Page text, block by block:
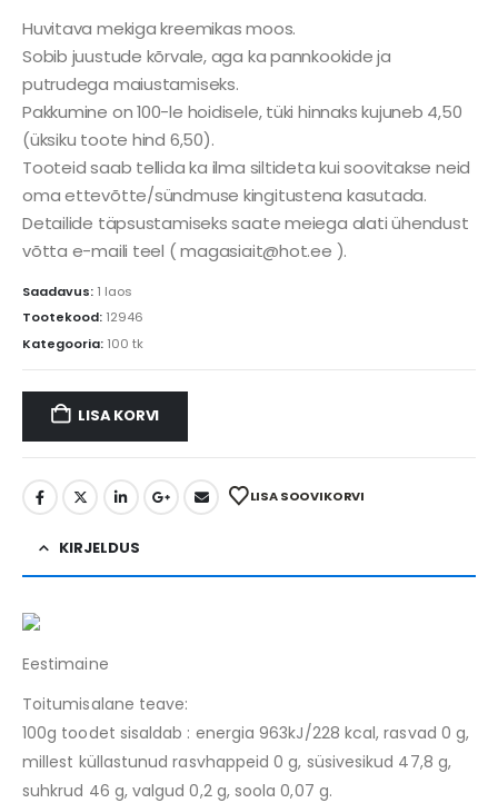
Huvitava mekiga kreemikas moos.
Sobib juustude kõrvale, aga ka pannkookide ja
putrudega maiustamiseks.
Pakkumine on 100-le hoidisele, tüki hinnaks kujuneb 4,50
(üksiku toote hind 6,50).
Tooteid saab tellida ka ilma siltideta kui soovitakse neid
oma ettevõtte/sündmuse kingitustena kasutada.
Detailide täpsustamiseks saate meiega alati ühendust
võtta e-maili teel ( magasiait@hot.ee ).
Saadavus: 1 laos
Tootekood: 12946
Kategooria: 100 tk
LISA KORVI
LISA SOOVIKORVI
KIRJELDUS
Eestimaine
Toitumisalane teave:
100g toodet sisaldab : energia 963kJ/228 kcal, rasvad 0 g,
millest küllastunud rasvhappeid 0 g, süsivesikud 47,8 g,
suhkrud 46 g, valgud 0,2 g, soola 0,07 g.